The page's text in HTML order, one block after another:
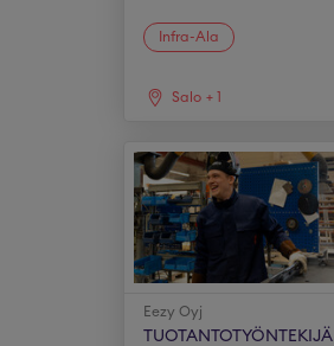
Infra-Ala
Salo + 1
Eezy Oyj
TUOTANTOTYÖNTEKIJÄ